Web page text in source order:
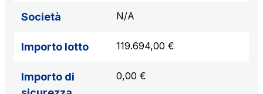
Società N/A
Importo lotto 119.694,00 €
Importo di
0,00 €